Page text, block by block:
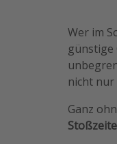
Wer im
günstige
nicht nur
Ganz